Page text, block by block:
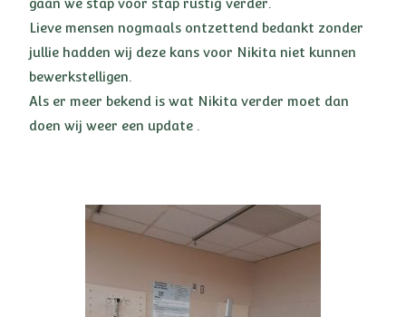
Lieve mensen nogmaals ontzettend bedankt zonder
jullie hadden wij deze kans voor Nikita niet kunnen
bewerkstelligen.
Als er meer bekend is wat Nikita verder moet dan
doen wij weer een update .